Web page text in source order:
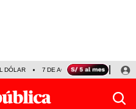
DÓLAR 7 DE AGOSTO OLLANTA